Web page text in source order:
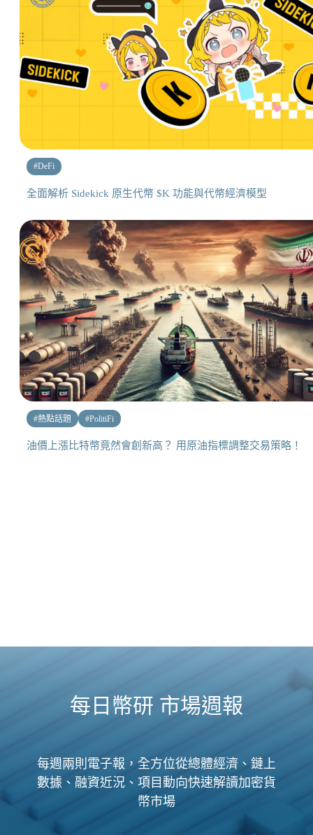
#DeFi
全面解析 Sidekick 原生代幣 $K 功能與代幣經濟模型
#熱點話題 #PolitiFi
油價上漲比特幣竟然會創新高？ 用原油指標調整交易策略！
每日幣研 市場週報
每週兩則電子報，全方位從總體經濟、鏈上
數據、融資近況、項目動向快速解讀加密貨
幣市場